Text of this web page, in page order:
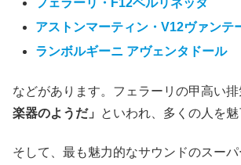
フェラーリ・F12ベルリネッタ
アストンマーティン・V12ヴァンテ
ランボルギーニ アヴェンタドール
などがあります。フェラーリの甲高い排
楽器のようだ」
といわれ、多くの人を魅
そして、最も魅力的なサウンドのスー